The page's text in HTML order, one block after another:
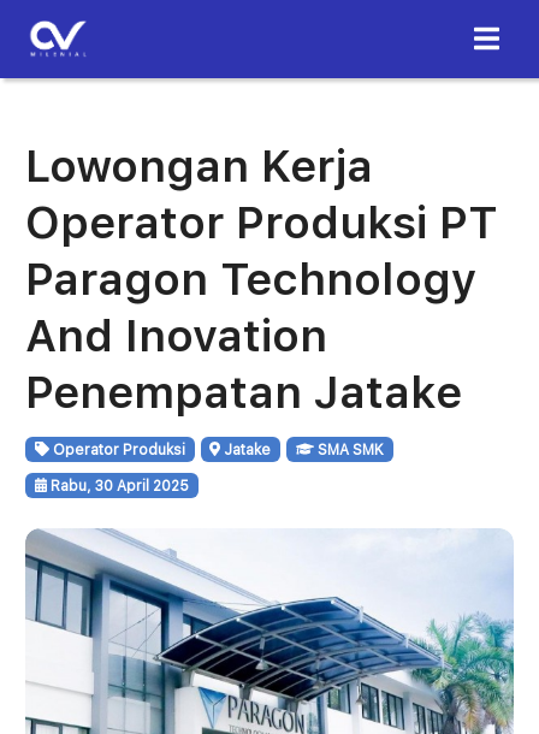
Lowongan Kerja
Operator Produksi PT
Paragon Technology
And Inovation
Penempatan Jatake
Operator Produksi Jatake SMA SMK
Rabu, 30 April 2025